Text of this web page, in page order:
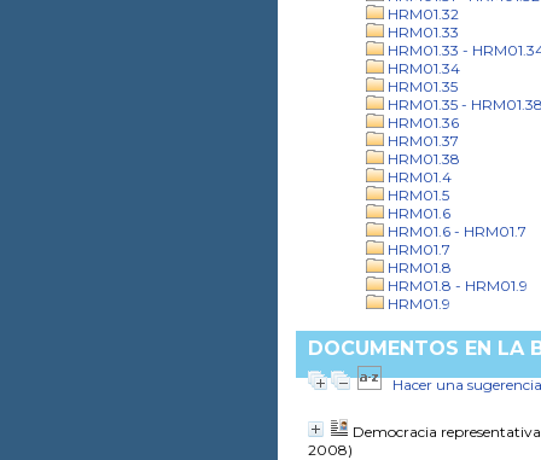
HRM01.32
HRM01.33
HRM01.33 -
HRM01.34
HRM01.35
HRM01.35 -
HRM01.36
HRM01.37
HRM01.38
HRM01.4
HRM01.5
HRM01.6
HRM01.6 - HRM01.7
HRM01.7
HRM01.8
HRM01.8 - HRM01.9
HRM01.9
DOCUMENTOS EN LA
Hacer una sugerencia
Democracia
2008)